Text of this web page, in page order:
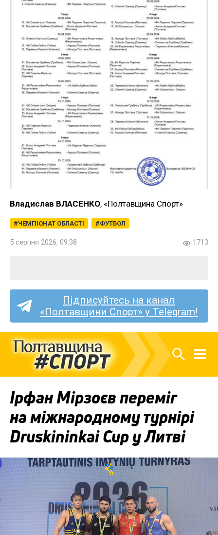
Владислав ВЛАСЕНКО, «Полтавщина Спорт»
ЧЕМПІОНАТ ОБЛАСТІ ФУТБОЛ
5 серпня 2026, 09:38 1713
Підписуйтесь на канал
«Полтавщини Спорт» у Telegram!
Ірфан Мірзоєв переміг
на міжнародному турнірі
Druskininkai Cup у Литві